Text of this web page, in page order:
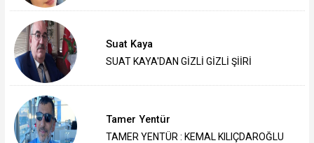
Suat Kaya
SUAT KAYA'DAN GİZLİ GİZLİ ŞİİRİ
Tamer Yentür
TAMER YENTÜR : KEMAL KILIÇDAROĞLU